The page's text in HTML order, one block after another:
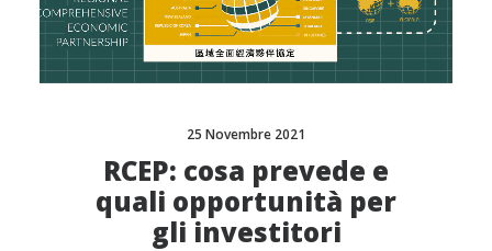
25 Novembre 2021
RCEP: cosa prevede e
quali opportunità per
gli investitori